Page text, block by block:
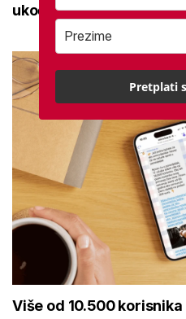
Više od 10.500
Viberu: Uključite se i
Pretplati